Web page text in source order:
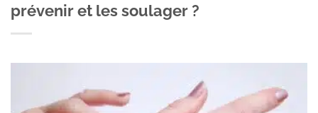
prévenir et les soulager ?